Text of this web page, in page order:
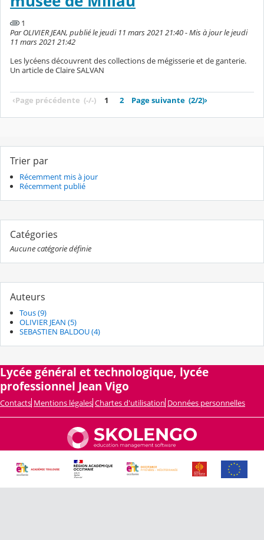
1
Par OLIVIER JEAN, publié le jeudi 11 mars 2021 21:40 - Mis à jour le jeudi
11 mars 2021 21:42
Les lycéens découvrent des collections de mégisserie et de ganterie.
Un article de Claire SALVAN
‹Page précédente (-/-) 1 2 Page suivante (2/2)›
Trier par
Récemment mis à jour
Récemment publié
Catégories
Aucune catégorie définie
Auteurs
Tous (9)
OLIVIER JEAN (5)
SEBASTIEN BALDOU (4)
Lycée général et technologique, lycée
professionnel Jean Vigo
Contacts Mentions légales Chartes d'utilisation Données personnelles